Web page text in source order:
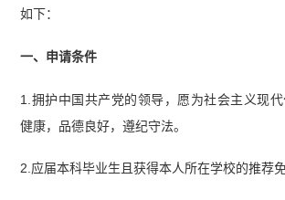
如下：
一、申请条件
1.拥护中国共产党的领导，愿为社会主义现
健康，品德良好，遵纪守法。
2.应届本科毕业生且获得本人所在学校的推荐免